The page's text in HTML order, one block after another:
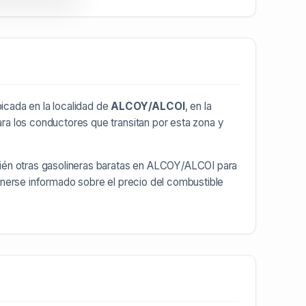
en la localidad deALCOY/ALCOI, en la
los conductores que transitan por esta zona y
otras gasolineras baratas en ALCOY/ALCOI para
informado sobre el precio del combustible